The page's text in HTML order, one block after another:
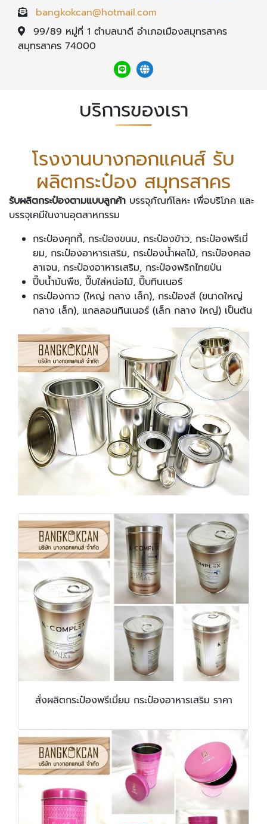
bangkokcan@hotmail.com
99/89 หมู่ที่ 1 ตำบลนาดี อำเภอเมืองสมุทรสาคร
สมุทรสาคร 74000
บริการของเรา
โรงงานบางกอกแคนส์ รับ
ผลิตกระป๋อง สมุทรสาคร
รับผลิตกระป๋องตามแบบลูกค้า บรรจุภัณฑ์โลหะ เพื่อบริโภค และ
บรรจุเคมีในงานอุตสาหกรรม
กระป๋องคุกกี้, กระป๋องขนม, กระป๋องข้าว, กระป๋องพรีเมี่
ยม, กระป๋องอาหารเสริม, กระป๋องน้ำผลไม้, กระป๋องคลอ
ลาเจน, กระป๋องอาหารเสริม, กระป๋องพริกไทยป่น
ปี๊บน้ำมันพืช, ปี๊บใส่หน่อไม้, ปี๊บทินเนอร์
กระป๋องกาว (ใหญ่ กลาง เล็ก), กระป๋องสี (ขนาดใหญ่
กลาง เล็ก), แกลลอนทินเนอร์ (เล็ก กลาง ใหญ่) เป็นต้น
สั่งผลิตกระป๋องพรีเมี่ยม กระป๋องอาหารเสริม ราคา